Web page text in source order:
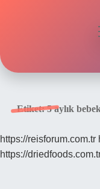
Hakkımızda
Etiket:5 aylık
https://reisforum.com.tr
https://